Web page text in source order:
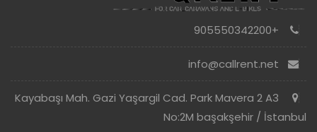
+905550342200
Kayabaşı Mah. Gazi Yaşargil Cad. Park Mavera 2 A3
No:2M başakşehir / İstanbul